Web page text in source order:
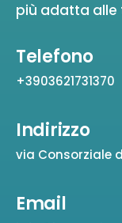
più adatta alle
Telefono
+3903621731370
Indirizzo
via Consorziale
Email